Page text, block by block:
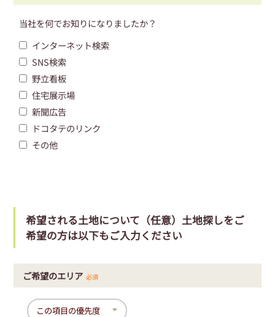
当社を何でお知りになりましたか？
インターネット検索
SNS検索
野立看板
住宅展示場
新聞広告
ドコタテのリンク
その他
希望される土地について（任意）土地探しをご
希望の方は以下もご入力ください
ご希望のエリア 必須